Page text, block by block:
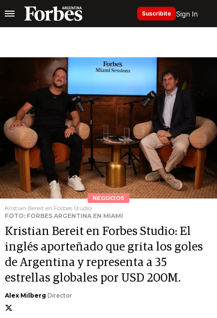
Suscribite Sign In
NEGOCIOS
Kristian Bereit en Forbes Studio
FOTO: FORBES ARGENTINA EN MIAMI
Kristian Bereit en Forbes Studio: El
inglés aporteñado que grita los goles
de Argentina y representa a 35
estrellas globales por USD 200M.
Alex Milberg Director